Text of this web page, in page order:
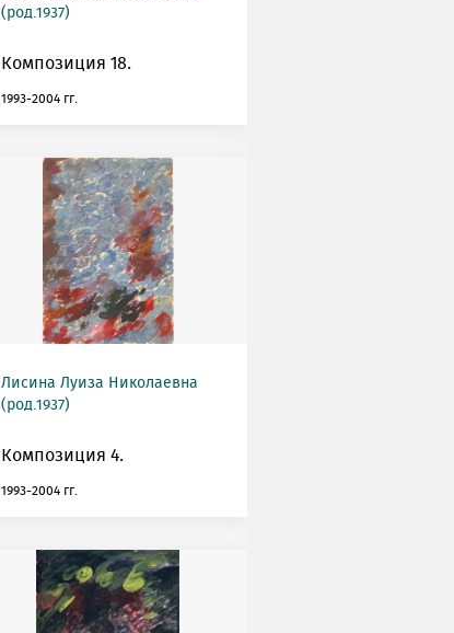
(род.1937)
Композиция 18.
1993-2004 гг.
Лисина Луиза Николаевна
(род.1937)
Композиция 4.
1993-2004 гг.